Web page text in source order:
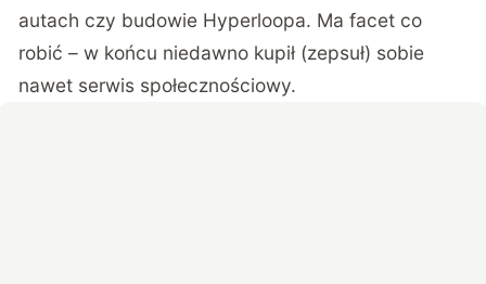
autach czy budowie Hyperloopa. Ma facet co
robić – w końcu niedawno kupił (zepsuł) sobie
nawet serwis społecznościowy.